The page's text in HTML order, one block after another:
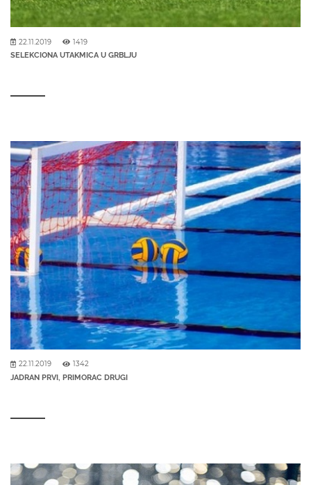
22.11.2019 1419
SELEKCIONA UTAKMICA U GRBLJU
22.11.2019 1342
JADRAN PRVI, PRIMORAC DRUGI